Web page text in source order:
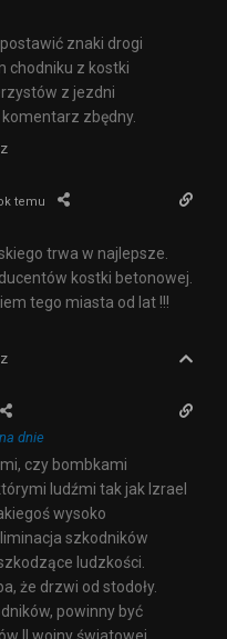
znaki drogi
chodniku z kostki
z jezdni
zbędny.
temu
trwa w najlepsze.
kostki betonowej.
tego miasta od lat !!!
dnie
czy bombkami
ludźmi tak jak Izrael
wysoko
szkodników
ludzkości.
że drzwi od stodoły.
powinny być
II wojny światowej.